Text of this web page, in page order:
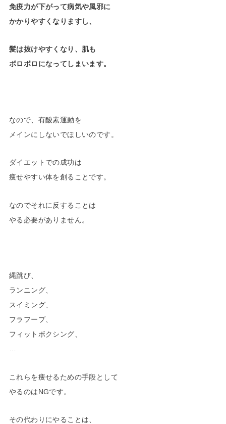
免疫力が下がって病気や風邪に
かかりやすくなりますし、
髪は抜けやすくなり、肌も
ボロボロになってしまいます。
なので、有酸素運動を
メインにしないでほしいのです。
ダイエットでの成功は
痩せやすい体を創ることです。
なのでそれに反することは
やる必要がありません。
縄跳び、
ランニング、
スイミング、
フラフープ、
フィットボクシング、
…
これらを痩せるための手段として
やるのはNGです。
その代わりにやることは、